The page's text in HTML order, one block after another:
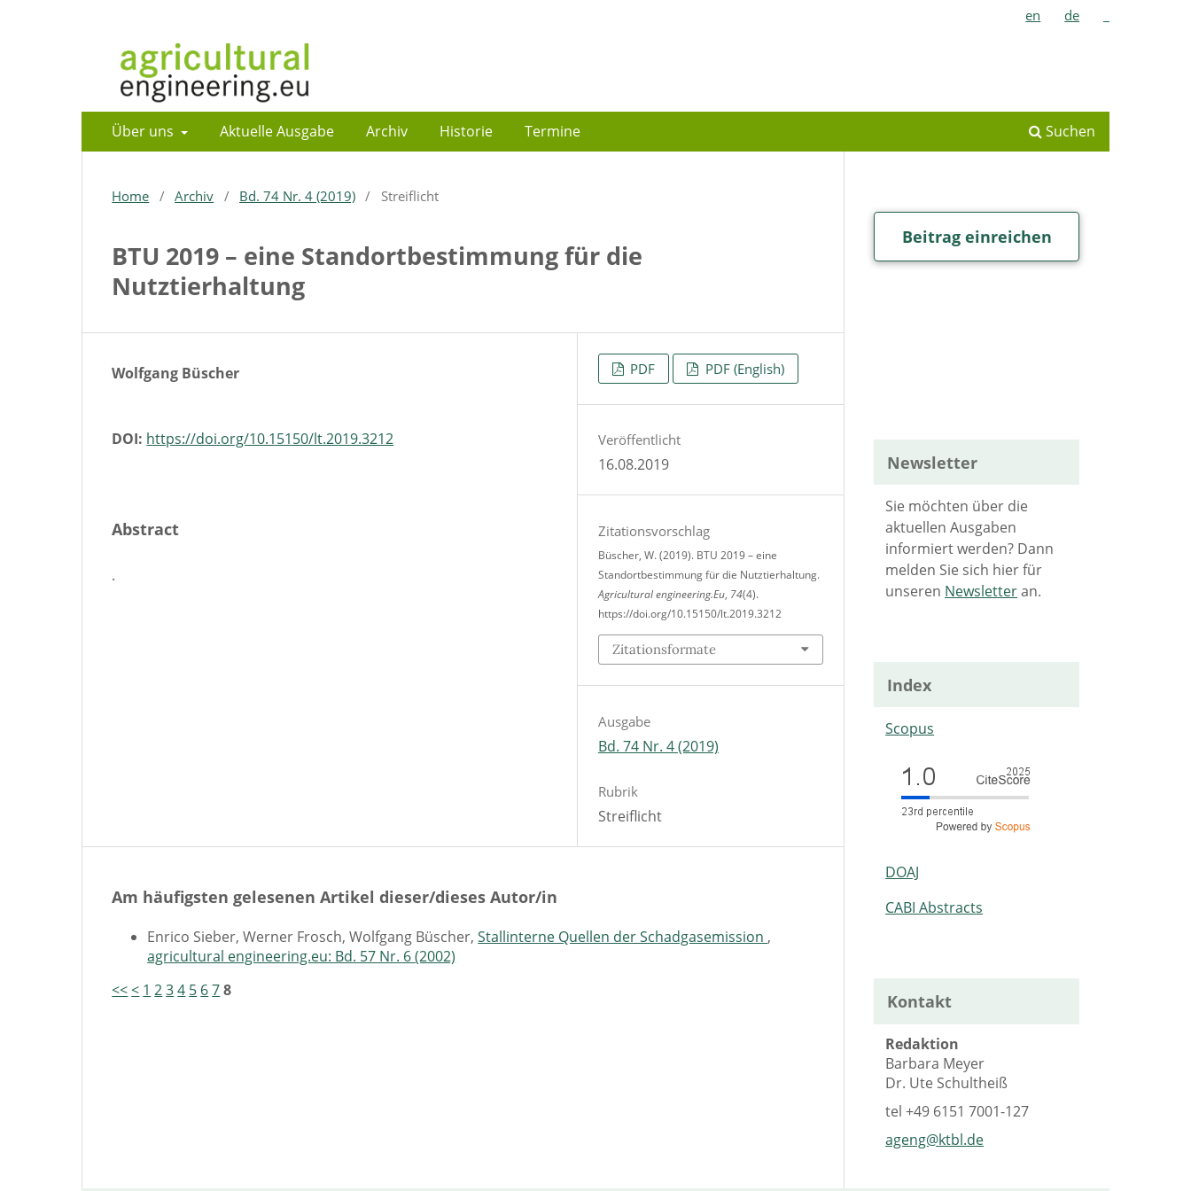
Über uns Aktuelle Ausgabe Archiv Historie Termine Suchen
en de
Home / Archiv / Bd. 74 Nr. 4 (2019) / Streiflicht
BTU 2019 – eine Standortbestimmung für die
Nutztierhaltung
Wolfgang Büscher
DOI: https://doi.org/10.15150/lt.2019.3212
Abstract
.
PDF PDF (English)
Veröffentlicht
16.08.2019
Zitationsvorschlag
Büscher, W. (2019). BTU 2019 – eine
Standortbestimmung für die Nutztierhaltung.
Agricultural engineering.Eu, 74(4).
https://doi.org/10.15150/lt.2019.3212
Zitationsformate
Ausgabe
Bd. 74 Nr. 4 (2019)
Rubrik
Streiflicht
Am häufigsten gelesenen Artikel dieser/dieses Autor/in
Enrico Sieber, Werner Frosch, Wolfgang Büscher,Stallinterne Quellen der Schadgasemission ,
agricultural engineering.eu: Bd. 57 Nr. 6 (2002)
<<< 1 234 5 678
Beitrag einreichen
Newsletter
Sie möchten über die
aktuellen Ausgaben
informiert werden? Dann
melden Sie sich hier für
unseren Newsletteran.
Index
Scopus
DOAJ
CABI Abstracts
Kontakt
Redaktion
Barbara Meyer
Dr. Ute Schultheiß
tel+49 6151 7001-127
ageng@ktbl.de